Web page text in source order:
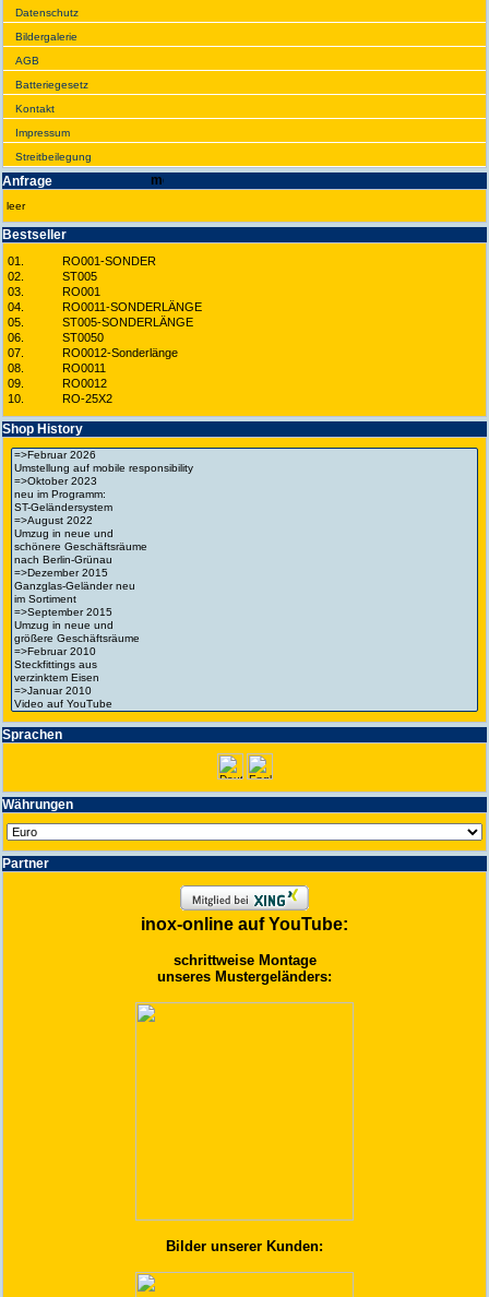
Daten­schutz
Bilder­galerie
AGB
Batte­rie­gesetz
Kontakt
Impres­sum
Streit­bei­legung
Anfrage
leer
Best­seller
01.
RO001-SONDER
02.
ST005
03.
RO001
04.
RO0011-SONDERLÄNGE
05.
ST005-SONDERLÄNGE
06.
ST0050
07.
RO0012-Sonderlänge
08.
RO0011
09.
RO0012
10.
RO-25X2
Shop History
Spra­chen
Wäh­run­gen
Partner
inox-online auf YouTube:
schrittweise Montage
unseres Mustergeländers:
Bilder unserer Kunden: